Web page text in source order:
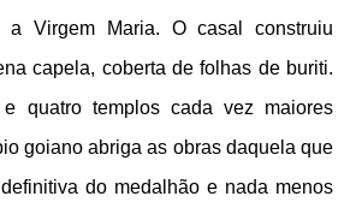
a Virgem Maria. O casal construiu
capela, coberta de folhas de buriti.
quatro templos cada vez maiores
goiano abriga as obras daquela que
do medalhão e nada menos